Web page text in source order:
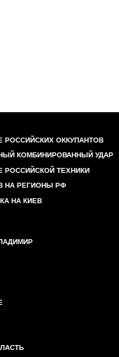
РОССИЙСКИХ ОККУПАНТОВ
КОМБИНИРОВАННЫЙ УДАР
РОССИЙСКОЙ ТЕХНИКИ
НА РЕГИОНЫ РФ
НА КИЕВ